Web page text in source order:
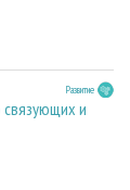
Развитие
и